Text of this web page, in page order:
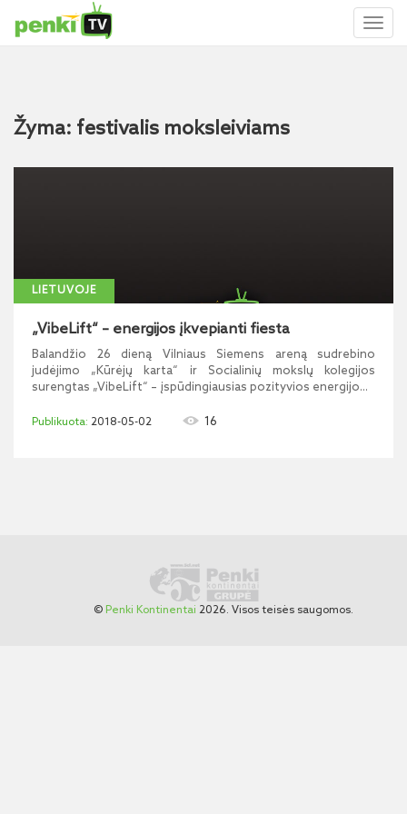
Žyma: festivalis moksleiviams
LIETUVOJE
„VibeLift“ – energijos įkvepianti fiesta
Balandžio 26 dieną Vilniaus Siemens areną sudrebino
judėjimo „Kūrėjų karta“ ir Socialinių mokslų kolegijos
surengtas „VibeLift“ – įspūdingiausias pozityvios energijo...
2018-05-02 16
© Penki Kontinentai 2026. Visos teisės saugomos.